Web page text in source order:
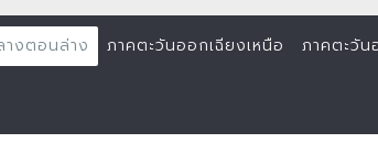
างตอนล่าง ภาคตะวันออกเฉียงเหนือ ภาคตะวัน